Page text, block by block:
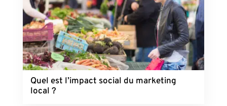
Quel est l’impact social du marketing
local ?